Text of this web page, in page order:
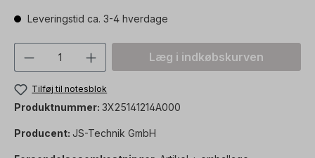
Leveringstid ca. 3-4 hverdage
Produktmængde: Indtast den
Læg i indkøbskurven
Tilføj til notesblok
Produktnummer: 3X25141214A000
Producent: JS-Technik GmbH